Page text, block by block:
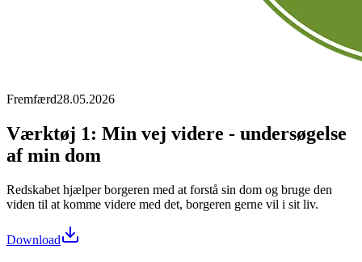
Fremfærd28.05.2026
Værktøj 1: Min vej videre - undersøgelse
af min dom
Redskabet hjælper borgeren med at forstå sin dom og bruge den
viden til at komme videre med det, borgeren gerne vil i sit liv.
Download